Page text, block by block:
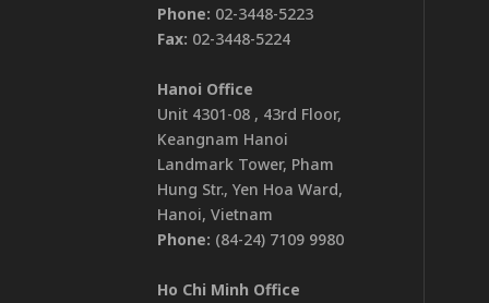
Phone: 02-3448-5223
Fax: 02-3448-5224
Hanoi Office
Unit 4301-08 , 43rd Floor,
Keangnam Hanoi
Landmark Tower, Pham
Hung Str., Yen Hoa Ward,
Hanoi, Vietnam
Phone: (84-24) 7109 9980
Ho Chi Minh Office